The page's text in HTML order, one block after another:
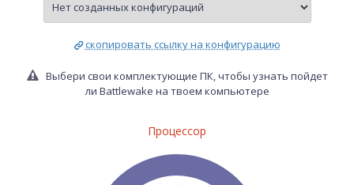
скопировать ссылку на конфигурацию
Выбери свои комплектующие ПК, чтобы узнать пойдет
ли Battlewake на твоем компьютере
Процессор